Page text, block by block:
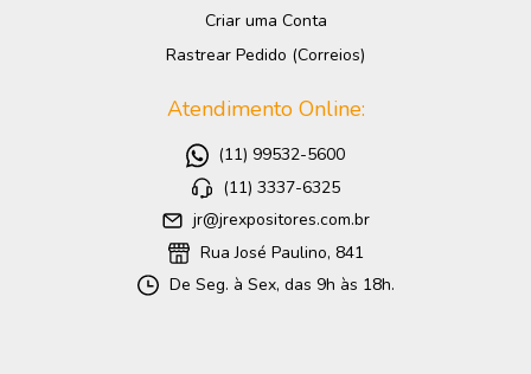
Criar uma Conta
Rastrear Pedido (Correios)
Atendimento Online:
(11) 99532-5600
(11) 3337-6325
jr@jrexpositores.com.br
Rua José Paulino, 841
De Seg. à Sex, das 9h às 18h.